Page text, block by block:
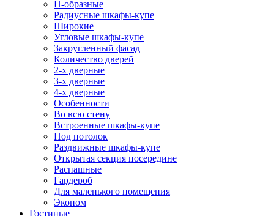
П-образные
Радиусные шкафы-купе
Широкие
Угловые шкафы-купе
Закругленный фасад
Количество дверей
2-х дверные
3-х дверные
4-х дверные
Особенности
Во всю стену
Встроенные шкафы-купе
Под потолок
Раздвижные шкафы-купе
Открытая секция посередине
Распашные
Гардероб
Для маленького помещения
Эконом
Гостиные